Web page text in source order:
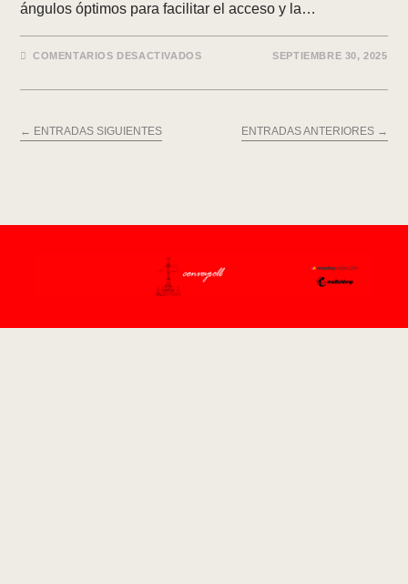
ángulos óptimos para facilitar el acceso y la…
COMENTARIOS DESACTIVADOSEN
SEPTIEMBRE 30, 2025
← ENTRADAS SIGUIENTES ENTRADAS ANTERIORES →